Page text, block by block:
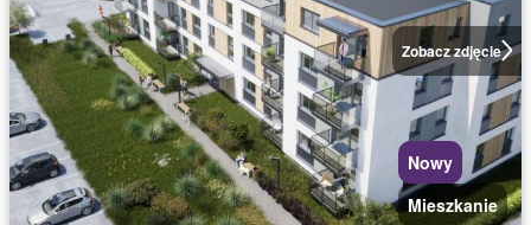
Zobacz zdjęcie
Nowy
Mieszkanie